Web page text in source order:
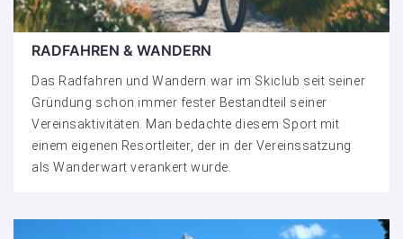
RADFAHREN & WANDERN
Das Radfahren und Wandern war im Skiclub seit seiner
Gründung schon immer fester Bestandteil seiner
Vereinsaktivitäten. Man bedachte diesem Sport mit
einem eigenen Resortleiter, der in der Vereinssatzung
als Wanderwart verankert wurde.